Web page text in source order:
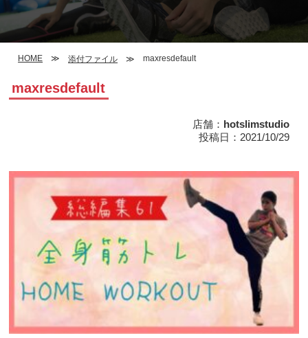
HOME 添付ファイル maxresdefault
maxresdefault
店舗： hotslimstudio
投稿日：2021/10/29